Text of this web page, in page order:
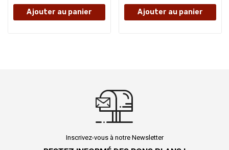
Ajouter au panier Ajouter au panier
Inscrivez-vous à notre Newsletter